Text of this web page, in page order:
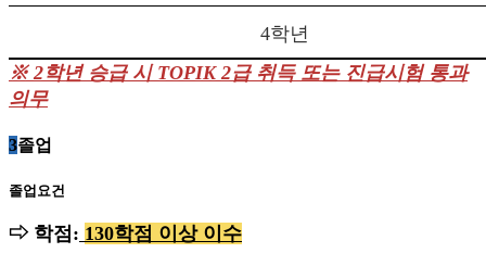
4학년
※ 2학년 승급 시 TOPIK 2급 취득 또는 진급시험 통과
의무
3졸업
졸업요건
⇨ 학점 : 130학점 이상 이수